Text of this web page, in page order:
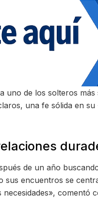
uno de los solteros
una fe sólida en
de un año
encuentros se
comentó